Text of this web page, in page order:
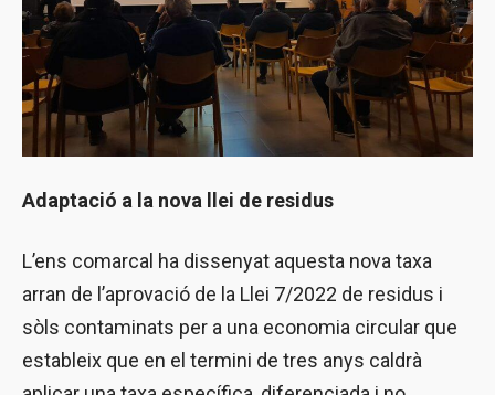
Adaptació a la nova llei de residus
L’ens comarcal ha dissenyat aquesta nova taxa
arran de l’aprovació de la Llei 7/2022 de residus i
sòls contaminats per a una economia circular que
estableix que en el termini de tres anys caldrà